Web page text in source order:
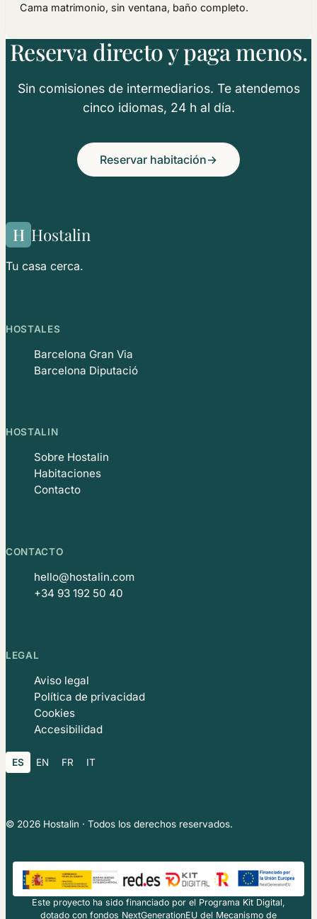
Cama matrimonio, sin ventana, baño completo.
Reserva directo y paga menos.
Sin comisiones de intermediarios. Te atendemos
cinco idiomas, 24 h al día.
Reservar habitación→
H Hostalin
Tu casa cerca.
HOSTALES
Barcelona Gran Via
Barcelona Diputació
HOSTALIN
Sobre Hostalin
Habitaciones
Contacto
CONTACTO
hello@hostalin.com
+34 93 192 50 40
LEGAL
Aviso legal
Política de privacidad
Cookies
Accesibilidad
ES EN FR IT
© 2026 Hostalin · Todos los derechos reservados.
Este proyecto ha sido financiado por el Programa Kit Digital,
dotado con fondos NextGenerationEU del Mecanismo de